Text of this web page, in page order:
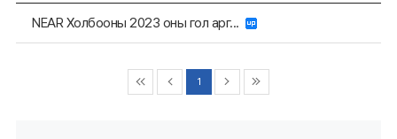
NEAR Холбооны 2023 оны гол арг...
1